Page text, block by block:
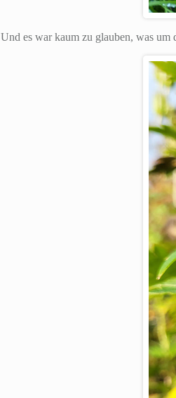
Und es war kaum zu glauben, was um